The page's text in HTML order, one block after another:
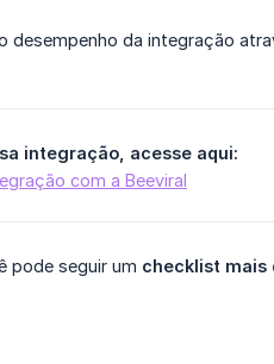
desempenho da integração
integração, acesse aqui:
com a Beeviral
pode seguir um checklist mais